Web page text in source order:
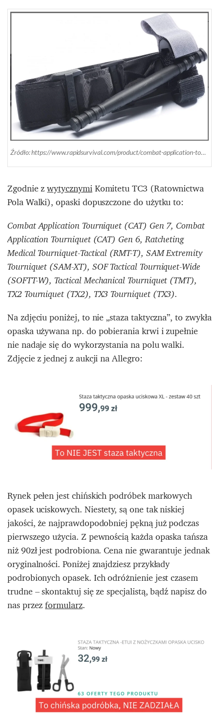
Źródło: https://www.rapidsurvival.com/product/combat-application-tourniquet-c-a-t-gen-7/
Zgodnie zwytycznymiKomitetu TC3 (Ratownictwa
Pola Walki), opaski dopuszczone do użytku to:
Combat Application Tourniquet (CAT) Gen 7,Combat
Application Tourniquet (CAT) Gen 6,Ratcheting
Medical Tourniquet-Tactical (RMT-T), SAM Extremity
Tourniquet (SAM-XT), SOF Tactical Tourniquet-Wide
(SOFTT-W), Tactical Mechanical Tourniquet (TMT),
TX2 Tourniquet (TX2), TX3 Tourniquet (TX3).
Na zdjęciu poniżej, to nie „staza taktyczna”, to zwykła
opaska używana np. do pobierania krwi i zupełnie
nie nadaje się do wykorzystania na polu walki.
Zdjęcie z jednej z aukcji na Allegro:
Rynek pełen jest chińskich podróbek markowych
opasek uciskowych. Niestety, są one tak niskiej
jakości, że najprawdopodobniej pękną już podczas
pierwszego użycia. Z pewnością każda opaska tańsza
niż 90zł jest podrobiona. Cena nie gwarantuje jednak
oryginalności. Poniżej znajdziesz przykłady
podrobionych opasek. Ich odróżnienie jest czasem
trudne – skontaktuj się ze specjalistą, bądź napisz do
nas przezformularz.